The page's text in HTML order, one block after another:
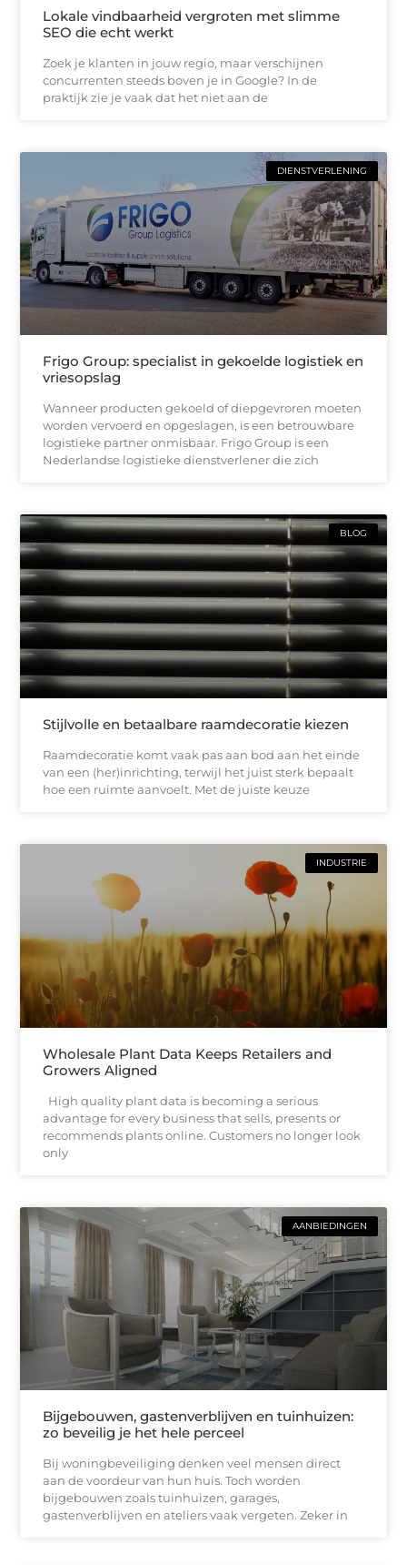
Lokale vindbaarheid vergroten met slimme
SEO die echt werkt
Zoek je klanten in jouw regio, maar verschijnen
concurrenten steeds boven je in Google? In de
praktijk zie je vaak dat het niet aan de
DIENSTVERLENING
Frigo Group: specialist in gekoelde logistiek en
vriesopslag
Wanneer producten gekoeld of diepgevroren moeten
worden vervoerd en opgeslagen, is een betrouwbare
logistieke partner onmisbaar. Frigo Group is een
Nederlandse logistieke dienstverlener die zich
BLOG
Stijlvolle en betaalbare raamdecoratie kiezen
Raamdecoratie komt vaak pas aan bod aan het einde
van een (her)inrichting, terwijl het juist sterk bepaalt
hoe een ruimte aanvoelt. Met de juiste keuze
INDUSTRIE
Wholesale Plant Data Keeps Retailers and
Growers Aligned
High quality plant data is becoming a serious
advantage for every business that sells, presents or
recommends plants online. Customers no longer look
only
AANBIEDINGEN
Bijgebouwen, gastenverblijven en tuinhuizen:
zo beveilig je het hele perceel
Bij woningbeveiliging denken veel mensen direct
aan de voordeur van hun huis. Toch worden
bijgebouwen zoals tuinhuizen, garages,
gastenverblijven en ateliers vaak vergeten. Zeker in